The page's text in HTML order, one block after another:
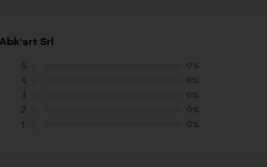
Srl
5 0%
4 0%
3 0%
2 0%
1 0%